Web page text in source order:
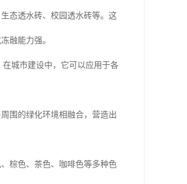
态透水砖、校园透水砖等。这
融能力强。
城市建设中，它可以应用于各
围的绿化环境相融合，营造出
棕色、茶色、咖啡色等多种色